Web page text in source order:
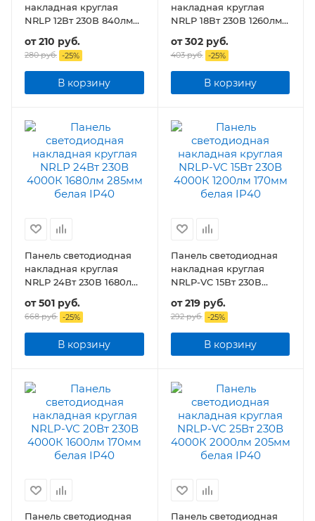
накладная круглая
NRLP 12Вт 230В 840лм
от210 руб.
280 руб. -25%
В корзину
накладная круглая
NRLP 18Вт 230В 1260лм
от302 руб.
403 руб. -25%
В корзину
Панель светодиодная
накладная круглая
NRLP 24Вт 230В 1680лм
от501 руб.
668 руб. -25%
В корзину
Панель светодиодная
накладная круглая
NRLP-VC 15Вт 230В
IP40
от219 руб.
292 руб. -25%
В корзину
Панель светодиодная
Панель светодиодная